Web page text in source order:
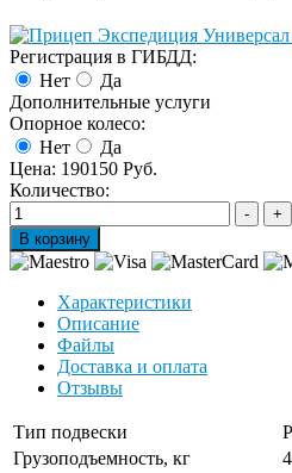
Регистрация в ГИБДД:
Нет
Да
Дополнительные услуги
Опорное колесо:
Нет
Да
Цена: 190150 Руб.
Количество:
Характеристики
Описание
Файлы
Доставка и оплата
Отзывы
Тип подвески
Грузоподъемность, кг